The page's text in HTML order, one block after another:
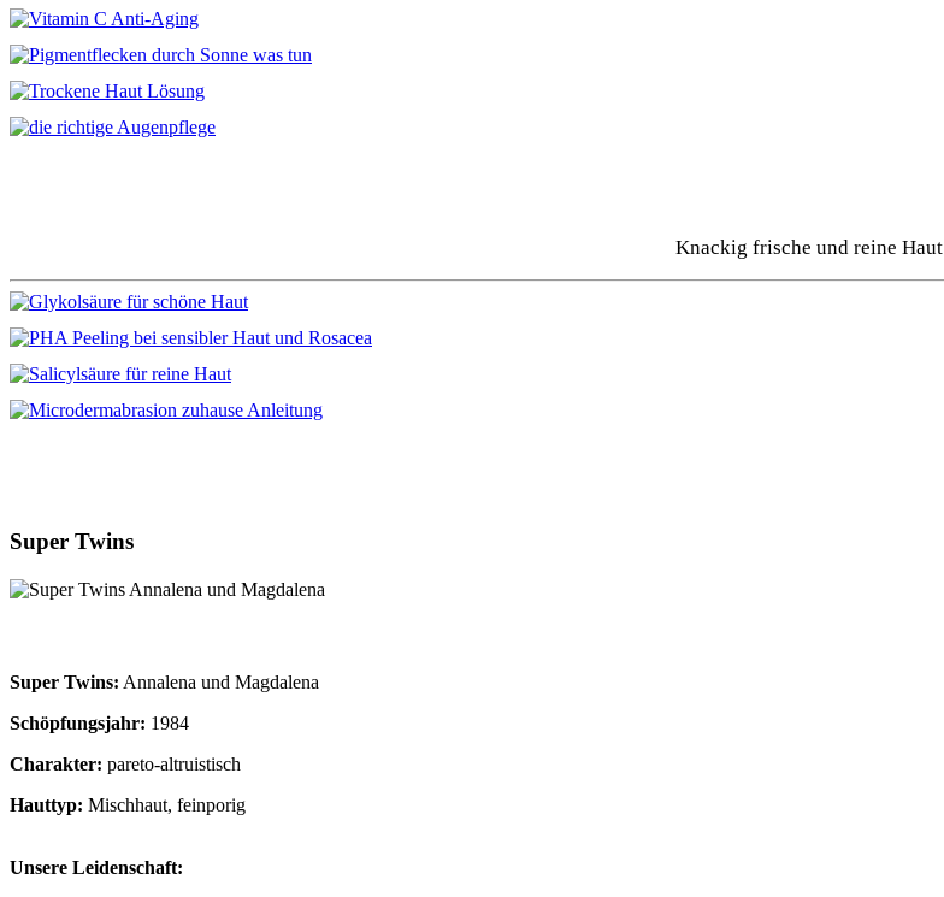
Knackig frische und reine Haut
Super Twins
Super Twins: Annalena und Magdalena
Schöpfungsjahr: 1984
Charakter: pareto-altruistisch
Hauttyp: Mischhaut, feinporig
Unsere Leidenschaft: